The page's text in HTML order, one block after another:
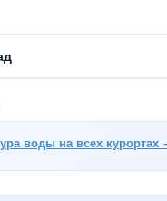
воды на всех курортах